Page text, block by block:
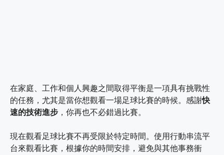
在家庭、工作和個人興趣之間取得平衡是一項具有挑戰性
的任務，尤其是當你想觀看一場足球比賽的時候。感謝快
速的技術進步 ，你再也不必錯過比賽。
現在觀看足球比賽不再受限於特定時間。使用行動串流平
台來觀看比賽，根據你的時間安排，避免與其他事務衝